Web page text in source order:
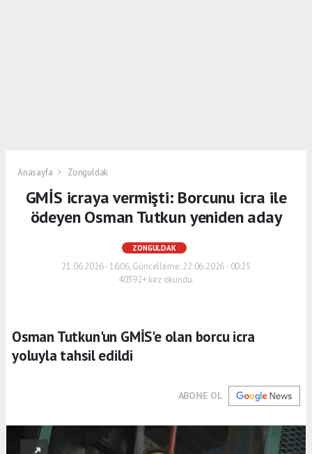
Anasayfa Zonguldak
GMİS icraya vermişti: Borcunu icra ile
ödeyen Osman Tutkun yeniden aday
ZONGULDAK
21.06.2026 - 16:06, Güncelleme: 22.06.2026 - 00:25
40392+ kez okundu.
Osman Tutkun'un GMİS'e olan borcu icra
yoluyla tahsil edildi
ABONE OL